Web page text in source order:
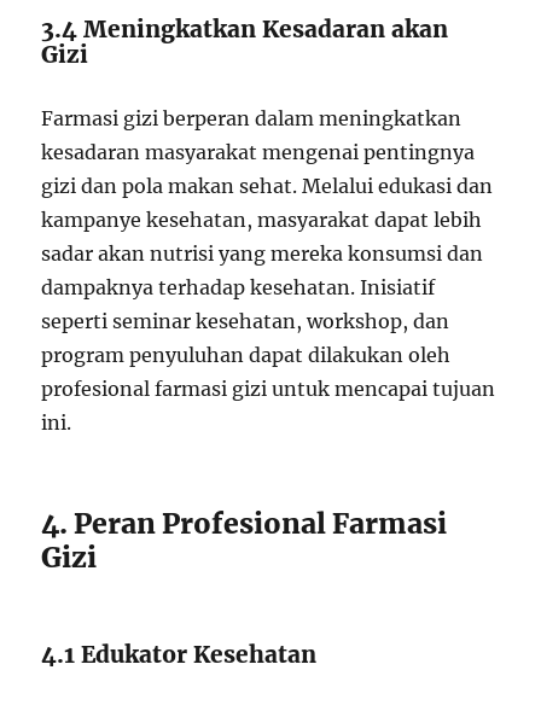
3.4 Meningkatkan Kesadaran akan
Gizi
Farmasi gizi berperan dalam meningkatkan
kesadaran masyarakat mengenai pentingnya
gizi dan pola makan sehat. Melalui edukasi dan
kampanye kesehatan, masyarakat dapat lebih
sadar akan nutrisi yang mereka konsumsi dan
dampaknya terhadap kesehatan. Inisiatif
seperti seminar kesehatan, workshop, dan
program penyuluhan dapat dilakukan oleh
profesional farmasi gizi untuk mencapai tujuan
ini.
4. Peran Profesional Farmasi
Gizi
4.1 Edukator Kesehatan